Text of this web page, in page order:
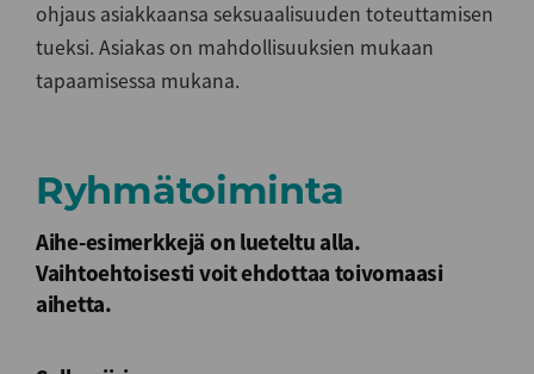
ohjaus asiakkaansa seksuaalisuuden toteuttamisen
tueksi. Asiakas on mahdollisuuksien mukaan
tapaamisessa mukana.
Ryhmätoiminta
Aihe-esimerkkejä on lueteltu alla.
Vaihtoehtoisesti voit ehdottaa toivomaasi
aihetta.